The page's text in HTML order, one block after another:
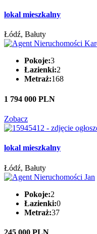
lokal mieszkalny
Łódź, Bałuty
Pokoje:3
Łazienki:2
Metraż:168
1 794 000 PLN
Zobacz
lokal mieszkalny
Łódź, Bałuty
Pokoje:2
Łazienki:0
Metraż:37
245 000 PLN